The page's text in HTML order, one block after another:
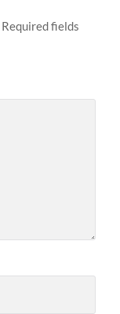
Required fields